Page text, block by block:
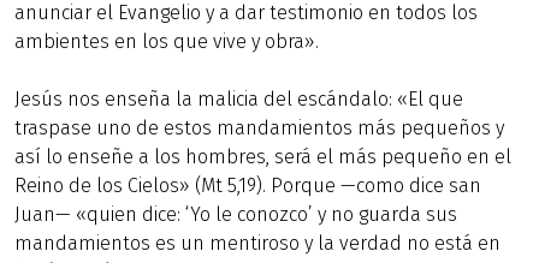
anunciar el Evangelio y a dar testimonio en todos los
ambientes en los que vive y obra».
Jesús nos enseña la malicia del escándalo: «El que
traspase uno de estos mandamientos más pequeños y
así lo enseñe a los hombres, será el más pequeño en el
Reino de los Cielos» (Mt 5,19). Porque —como dice san
Juan— «quien dice: ‘Yo le conozco’ y no guarda sus
mandamientos es un mentiroso y la verdad no está en